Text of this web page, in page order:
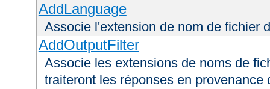
AddLanguage
Associe l'extension de nom de fichier
AddOutputFilter
Associe les extensions de noms de
traiteront les réponses en provenance